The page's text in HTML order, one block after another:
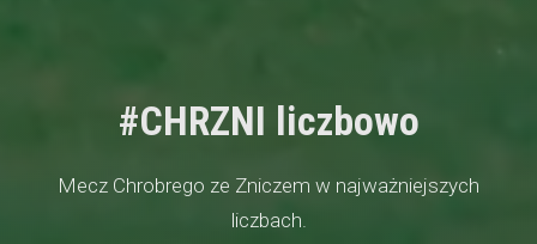
#CHRZNI liczbowo
Mecz Chrobrego ze Zniczem w najważniejszych
liczbach.